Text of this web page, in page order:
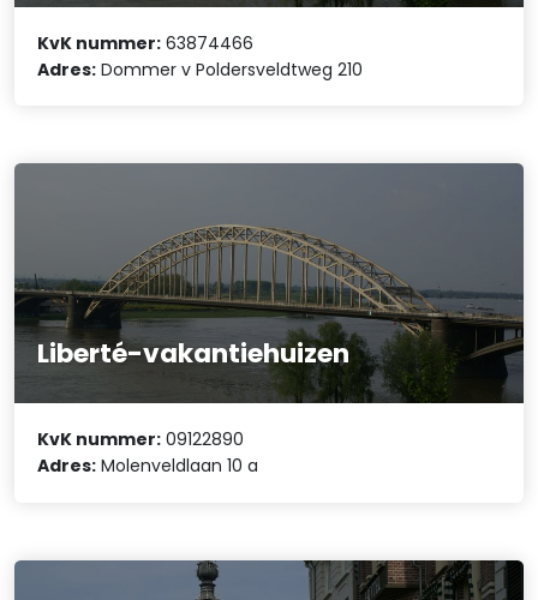
KvK nummer: 63874466
Adres: Dommer v Poldersveldtweg 210
Liberté-vakantiehuizen
KvK nummer: 09122890
Adres: Molenveldlaan 10 a